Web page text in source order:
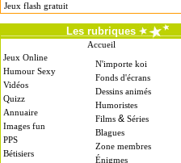
Jeux flash gratuit
Les rubriques
Accueil
Jeux Online
Humour Sexy
Vidéos
Quizz
Annuaire
Images fun
PPS
Bétisiers
N'importe koi
Fonds d'écrans
Dessins animés
Humoristes
Films & Séries
Blagues
Zone membres
Énigmes